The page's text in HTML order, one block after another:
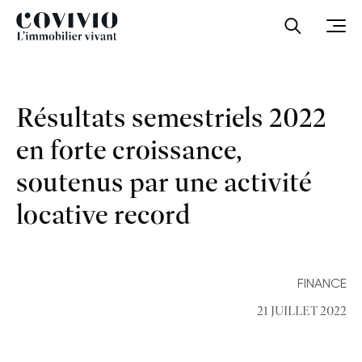
Covivio Ouvrir la
Résultats semestriels 2022
en forte croissance,
soutenus par une activité
locative record
FINANCE
21 JUILLET 2022